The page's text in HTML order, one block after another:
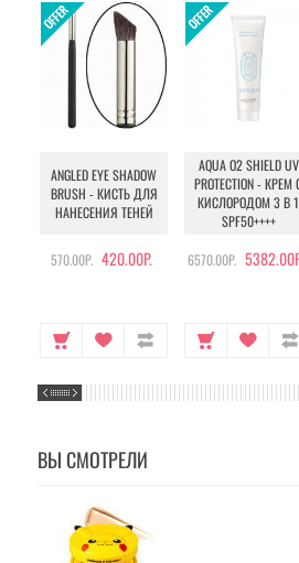
ANGLED EYE SHADOW
BRUSH - КИСТЬ ДЛЯ
НАНЕСЕНИЯ ТЕНЕЙ
570.00Р. 420.00Р.
AQUA O2 SHIELD UV
PROTECTION - КРЕМ
КИСЛОРОДОМ 3 В 1
SPF50++++
6570.00Р.
ВЫ СМОТРЕЛИ